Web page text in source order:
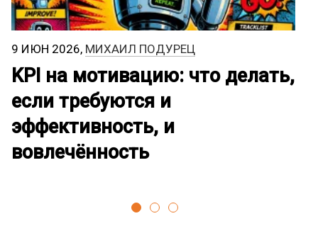
9 ИЮН 2026, МИХАИЛ ПОДУРЕЦ
KPI на мотивацию: что делать,
если требуются и
эффективность, и
вовлечённость